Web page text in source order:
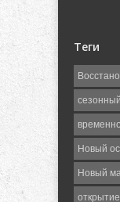
Теги
Новый
Новый
открытие